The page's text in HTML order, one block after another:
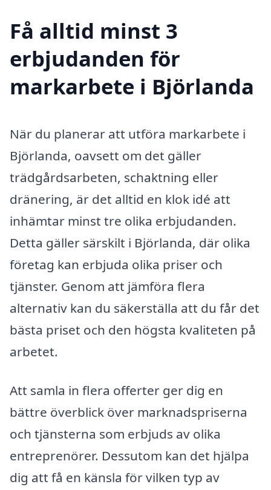
Få alltid minst 3
erbjudanden för
markarbete i Björlanda
När du planerar att utföra markarbete i
Björlanda, oavsett om det gäller
trädgårdsarbeten, schaktning eller
dränering, är det alltid en klok idé att
inhämtar minst tre olika erbjudanden.
Detta gäller särskilt i Björlanda, där olika
företag kan erbjuda olika priser och
tjänster. Genom att jämföra flera
alternativ kan du säkerställa att du får det
bästa priset och den högsta kvaliteten på
arbetet.
Att samla in flera offerter ger dig en
bättre överblick över marknadspriserna
och tjänsterna som erbjuds av olika
entreprenörer. Dessutom kan det hjälpa
dig att få en känsla för vilken typ av